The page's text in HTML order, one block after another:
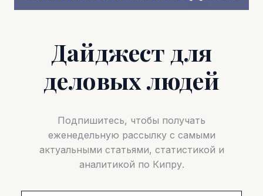
Дайджест для
деловых людей
Подпишитесь, чтобы получать
еженедельную рассылку с самыми
актуальными статьями, статистикой и
аналитикой по Кипру.